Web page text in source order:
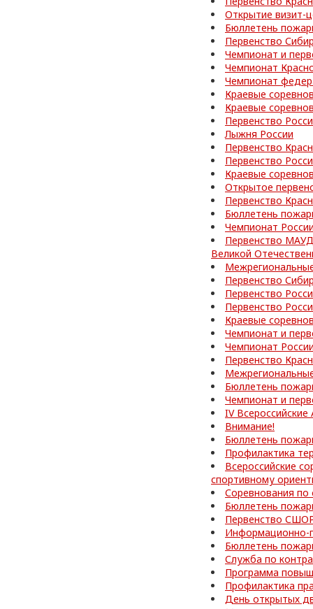
Открытие визит-
Бюллетень
Первенство
Чемпионат и
Чемпионат
Чемпионат
Краевые
Краевые
Первенство
Лыжня России
Первенство
Первенство
Краевые
Открытое
Первенство
Бюллетень
Чемпионат
Первенство
Великой
Первенство
Первенство
Первенство
Краевые
Чемпионат и
Чемпионат
Первенство
Бюллетень
Чемпионат и
IV Всероссийские
Внимание!
Бюллетень
Профилактика
Всероссийские
спортивному
Соревнования по
Бюллетень
Первенство
Информационно-
Бюллетень
Служба по
Программа
Профилактика
День открытых